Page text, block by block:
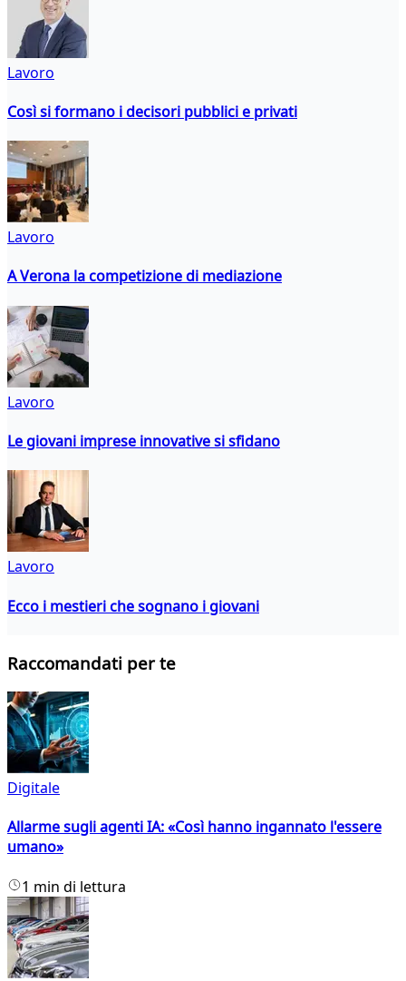
Lavoro
Così si formano i decisori pubblici e privati
Lavoro
A Verona la competizione di mediazione
Lavoro
Le giovani imprese innovative si sfidano
Lavoro
Ecco i mestieri che sognano i giovani
Raccomandati per te
Digitale
Allarme sugli agenti IA: «Così hanno ingannato l'essere
umano»
1 min di lettura